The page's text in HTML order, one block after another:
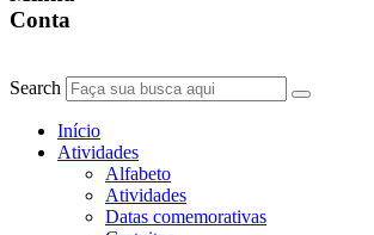
Conta
Search
Início
Atividades
Alfabeto
Atividades
Datas comemorativas